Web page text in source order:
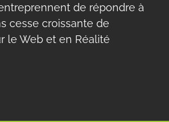
de répondre à
cesse croissante de
le Web et en Réalité